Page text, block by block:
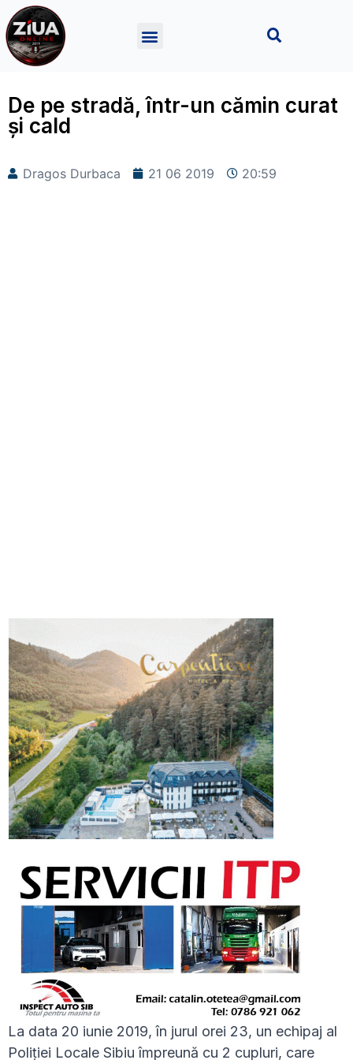
De pe stradă, într-un cămin curat
și cald
Dragos Durbaca 21 06 2019 20:59
La data 20 iunie 2019, în jurul orei 23, un echipaj al
Poliției Locale Sibiu împreună cu 2 cupluri, care